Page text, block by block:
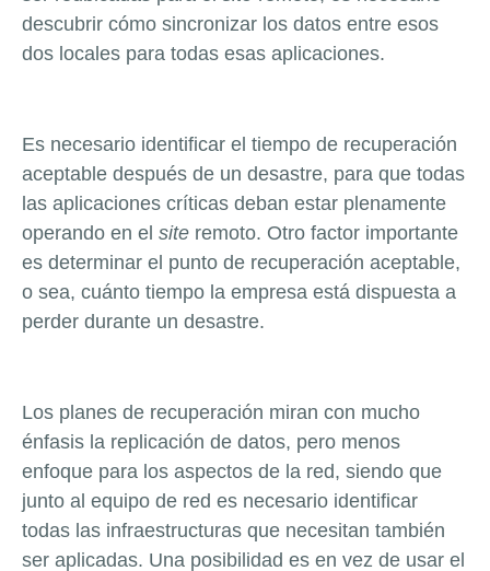
descubrir cómo sincronizar los datos entre esos
dos locales para todas esas aplicaciones.
Es necesario identificar el tiempo de recuperación
aceptable después de un desastre, para que todas
las aplicaciones críticas deban estar plenamente
operando en el site remoto. Otro factor importante
es determinar el punto de recuperación aceptable,
o sea, cuánto tiempo la empresa está dispuesta a
perder durante un desastre.
Los planes de recuperación miran con mucho
énfasis la replicación de datos, pero menos
enfoque para los aspectos de la red, siendo que
junto al equipo de red es necesario identificar
todas las infraestructuras que necesitan también
ser aplicadas. Una posibilidad es en vez de usar el